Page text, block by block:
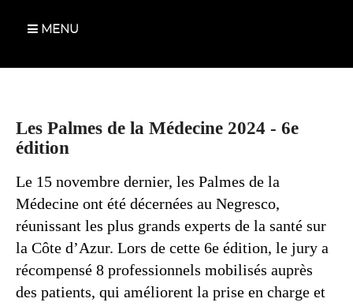
MENU
Les Palmes de la Médecine 2024 - 6e
édition
Le 15 novembre dernier, les Palmes de la
Médecine ont été décernées au Negresco,
réunissant les plus grands experts de la santé sur
la Côte d’Azur. Lors de cette 6e édition, le jury a
récompensé 8 professionnels mobilisés auprès
des patients, qui améliorent la prise en charge et